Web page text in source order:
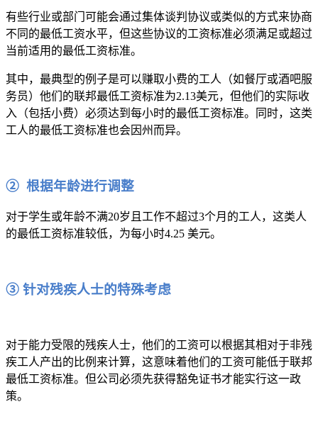
有些行业或部门可能会通过集体谈判协议或类似的方式来协商
不同的最低工资水平，但这些协议的工资标准必须满足或超过
当前适用的最低工资标准。
其中，最典型的例子是可以赚取小费的工人（如餐厅或酒吧服
务员）他们的联邦最低工资标准为2.13美元，但他们的实际收
入（包括小费）必须达到每小时的最低工资标准。同时，这类
工人的最低工资标准也会因州而异。
② 根据年龄进行调整
对于学生或年龄不满20岁且工作不超过3个月的工人，这类人
的最低工资标准较低，为每小时4.25 美元。
③ 针对残疾人士的特殊考虑
对于能力受限的残疾人士，他们的工资可以根据其相对于非残
疾工人产出的比例来计算，这意味着他们的工资可能低于联邦
最低工资标准。但公司必须先获得豁免证书才能实行这一政
策。